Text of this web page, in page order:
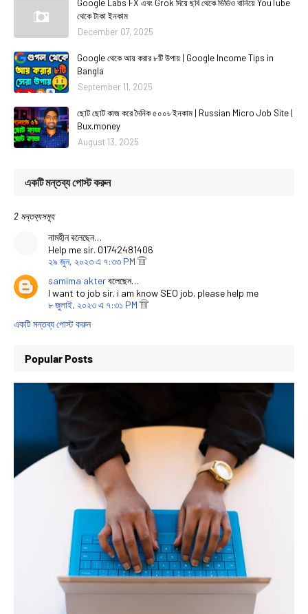
Google Labs FX এবং Grok দিয়ে ছবি থেকে ভিডিও বানিয়ে YouTube
থেকে টাকা ইনকাম
December 07, 2025
Google থেকে আয় করার ৮টি উপায় | Google Income Tips in
Bangla
September 11, 2025
ছোট ছোট কাজ করে দৈনিক ৫০০৳ ইনকাম | Russian Micro Job Site |
Bux.money
August 13, 2025
একটি মন্তব্য পোস্ট করুন
2 মন্তব্যসমূহ
নামহীন বলেছেন…
Help me sir. 01742481406
২৯ জুন, ২০২৩ এ ৭:৩৩ PM
samima akterবলেছেন…
I want to job sir. i am know SEO job. please help me
৮ জুলাই, ২০২৩ এ ৭:৩১ PM
একটি মন্তব্য পোস্ট করুন
Popular Posts